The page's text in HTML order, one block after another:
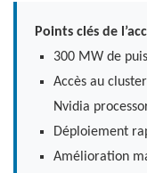
Points clés de
300 MW de
Accès au
Nvidia
Déploiement
Amélioration